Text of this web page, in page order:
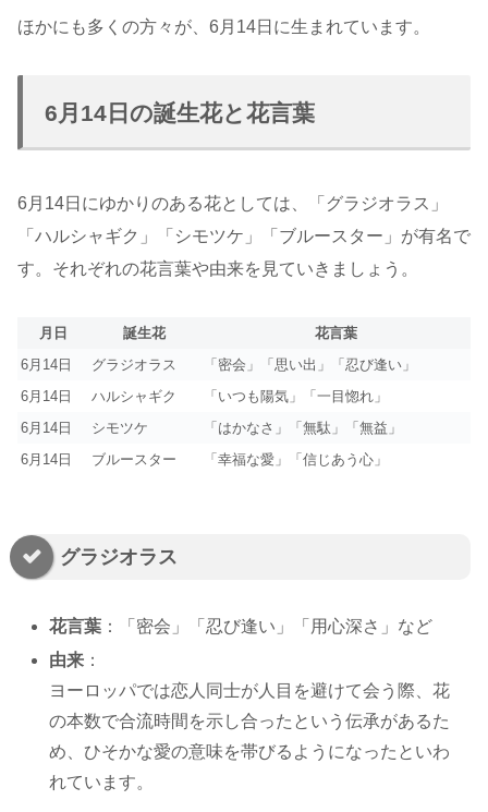
ほかにも多くの方々が、6月14日に生まれています。
6月14日の誕生花と花言葉
6月14日にゆかりのある花としては、「グラジオラス」
「ハルシャギク」「シモツケ」「ブルースター」が有名で
す。それぞれの花言葉や由来を見ていきましょう。
月日 誕生花
花言葉
6月14日
グラジオラス
「密会」「思い出」「忍び逢い」
6月14日
ハルシャギク
「いつも陽気」「一目惚れ」
6月14日
シモツケ
「はかなさ」「無駄」「無益」
6月14日
ブルースター 「幸福な愛」「信じあう心」
グラジオラス
花言葉 ：「密会」「忍び逢い」「用心深さ」など
由来 ：
ヨーロッパでは恋人同士が人目を避けて会う際、花
の本数で合流時間を示し合ったという伝承があるた
め、ひそかな愛の意味を帯びるようになったといわ
れています。